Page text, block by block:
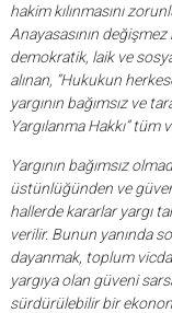
hakim kılınmasını
Anayasasının
demokratik, laik ve
alınan, “Hukukun
yargının bağımsız ve
Yargılanma Hakkı”
Yargının bağımsız
üstünlüğünden ve
hallerde kararlar yargı
verilir. Bunun yanında
dayanmak, toplum
yargıya olan güveni
sürdürülebilir bir